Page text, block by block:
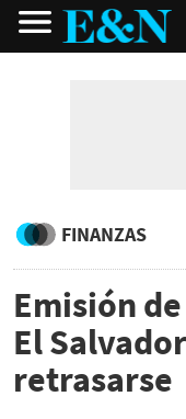
FINANZAS
Emisión
El
retrasarse